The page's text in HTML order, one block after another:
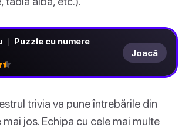
| Puzzle cu numere
Joacă
trivia va pune întrebările din
jos. Echipa cu cele mai multe